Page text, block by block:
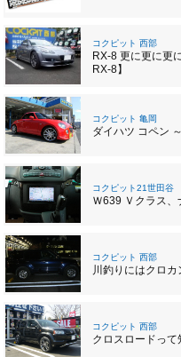
コクピット 西部
RX-8 更に更に更
RX-8】
コクピット 亀岡
ダイハツ コペン
コクピット21世田谷
Ｗ639 Ｖクラス、
コクピット 西部
川釣りにはクロカ
コクピット 西部
クロスロードって